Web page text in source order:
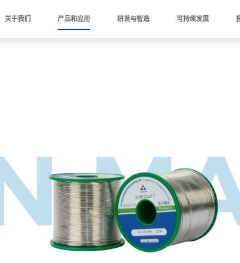
关于我们 产品和应用 研发与智造 可持续发展